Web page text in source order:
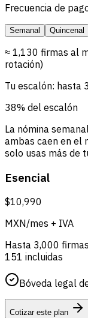
Frecuencia de
Semanal Quincenal
≈ 1,130 firmas al
rotación)
Tu escalón: hasta
38% del escalón
La nómina
ambas caen en el
solo usas más de
Esencial
$10,990
MXN/mes + IVA
Hasta 3,000
151 incluidas
Bóveda legal
Cotizar este plan